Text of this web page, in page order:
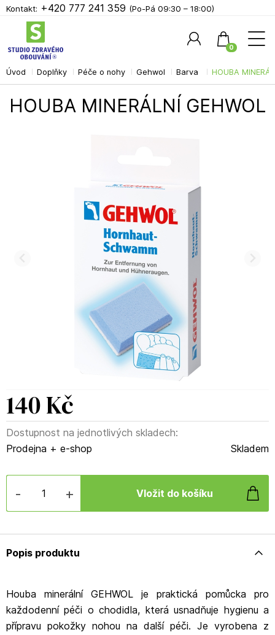
Úvod Doplňky Péče o nohy Gehwol Barva HOUBA
HOUBA MINERÁLNÍ GEHWOL
140 Kč
Dostupnost na jednotlivých skladech:
Prodejna + e-shop
Skladem
- +
Popis produktu
Houba minerální GEHWOL je praktická pomůcka pro
každodenní péči o chodidla, která usnadňuje hygienu a
přípravu pokožky nohou na další péči. Je vyrobena z
Kontakt: +420 777 241 359 (Po-Pá 09:30 – 18:00)
0